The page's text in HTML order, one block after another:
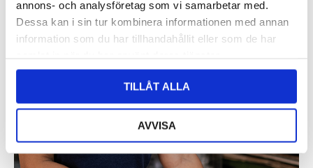
annons- och analysföretag som vi samarbetar med.
Dessa kan i sin tur kombinera informationen med annan
information som du har tillhandahållit eller som de har
TILLÅT ALLA
AVVISA